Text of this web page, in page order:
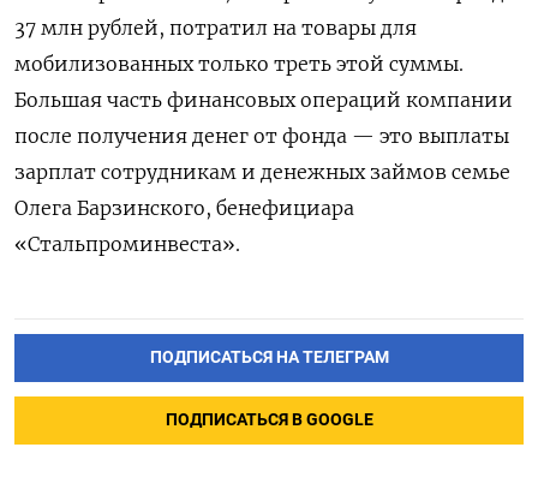
37 млн рублей, потратил на товары для
мобилизованных только треть этой суммы.
Большая часть финансовых операций компании
после получения денег от фонда — это выплаты
зарплат сотрудникам и денежных займов семье
Олега Барзинского, бенефициара
«Стальпроминвеста».
ПОДПИСАТЬСЯ НА ТЕЛЕГРАМ
ПОДПИСАТЬСЯ В GOOGLE